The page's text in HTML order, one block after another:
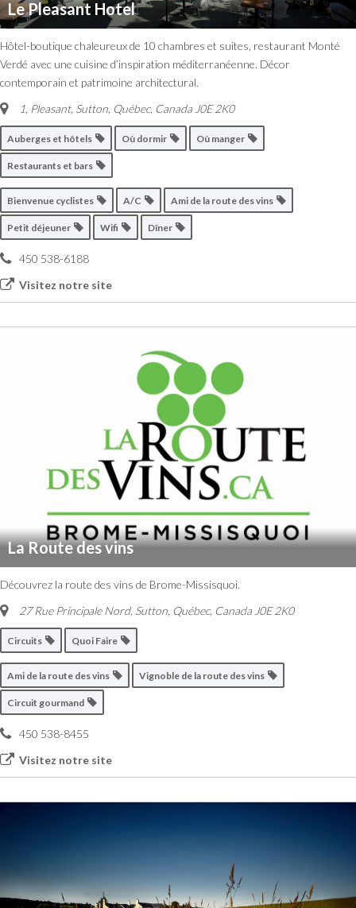
Le Pleasant Hotel
Hôtel-boutique chaleureux de 10 chambres et suites, restaurant Monté
Verdé avec une cuisine d’inspiration méditerranéenne. Décor
contemporain et patrimoine architectural.
1, Pleasant, Sutton, Québec, Canada J0E 2K0
Auberges et hôtels Où dormir Où manger
Restaurants et bars
Bienvenue cyclistes A/C Ami de la route des vins
Petit déjeuner Wifi Dîner
450 538-6188
Visitez notre site
La Route des vins
Découvrez la route des vins de Brome-Missisquoi.
27 Rue Principale Nord, Sutton, Québec, Canada J0E 2K0
Circuits Quoi Faire
Ami de la route des vins Vignoble de la route des vins
Circuit gourmand
450 538-8455
Visitez notre site